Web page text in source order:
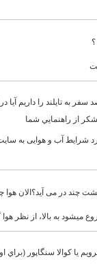
به تايلند را داريم آيا
از راهنمايي شما
شرایط آب و هوایی به
نظر شما فقط كوالا برويم يا كوالا